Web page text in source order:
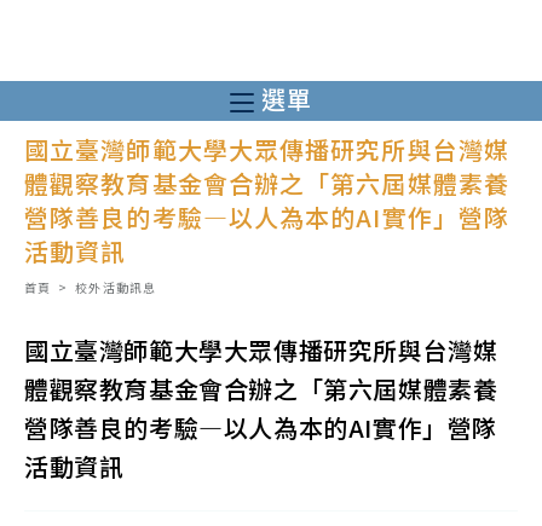
至
主
內
容
選單
國立臺灣師範大學大眾傳播研究所與台灣媒
體觀察教育基金會合辦之「第六屆媒體素養
營隊善良的考驗—以人為本的AI實作」營隊
活動資訊
首頁 > 校外活動訊息
國立臺灣師範大學大眾傳播研究所與台灣媒
體觀察教育基金會合辦之「第六屆媒體素養
營隊善良的考驗—以人為本的AI實作」營隊
活動資訊